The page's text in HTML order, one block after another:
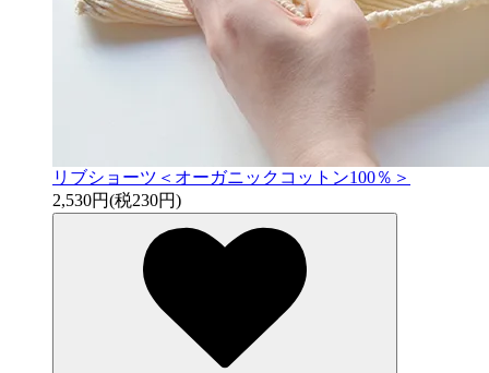
リブショーツ＜オーガニックコットン100％＞
2,530円(税230円)